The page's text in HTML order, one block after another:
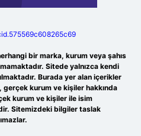
bir marka, kurum veya şahıs
Sitede yalnızca kendi
Burada yer alan içerikler
kurum ve kişiler hakkında
kurum ve kişiler ile isim
Sitemizdeki bilgiler taslak